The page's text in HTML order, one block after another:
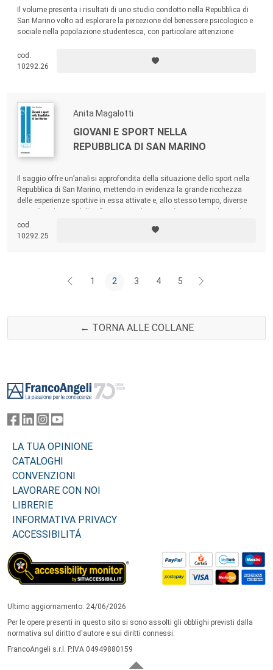
Il volume presenta i risultati di uno studio condotto nella Repubblica di
San Marino volto ad esplorare la percezione del benessere psicologico e
sociale nella popolazione studentesca, con particolare attenzione
alle preoccupazioni riguardanti il futuro.
cod.
10292.26
Anita Magalotti
GIOVANI E SPORT NELLA
REPUBBLICA DI SAN MARINO
Il saggio offre un’analisi approfondita della situazione dello sport nella
Repubblica di San Marino, mettendo in evidenza la grande ricchezza
delle esperienze sportive in essa attivate e, allo stesso tempo, diverse
risulta necessario concentrarsi, al fine di contribuire a un ulteriore
sviluppo della qualità dell’attività sportiva.
cod.
10292.25
1 2 3 4 5
← TORNA ALLE COLLANE
LA TUA OPINIONE
CATALOGHI
CONVENZIONI
LAVORARE CON NOI
LIBRERIE
INFORMATIVA PRIVACY
ACCESSIBILITÁ
Ultimo aggiornamento: 24/06/2026
Per le opere presenti in questo sito si sono assolti gli obblighi previsti dalla
normativa sul diritto d'autore e sui diritti connessi.
FrancoAngeli s.r.l. P.IVA 04949880159